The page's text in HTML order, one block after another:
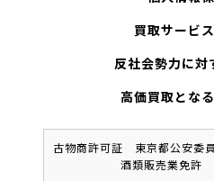
買取サービ
反社会勢力に対
高価買取とな
古物商許可証 東京都公安
酒類販売業免